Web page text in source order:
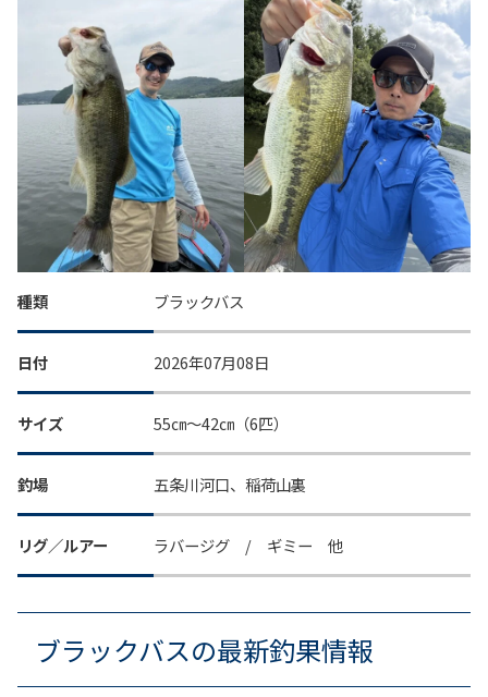
種類 ブラックバス
日付 2026年07月08日
サイズ 55㎝～42㎝（6匹）
釣場 五条川河口、稲荷山裏
リグ／ルアー ラバージグ / ギミー 他
ブラックバスの最新釣果情報